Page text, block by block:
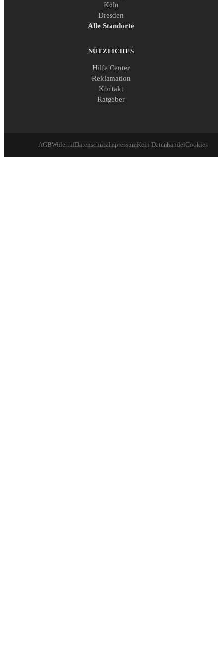
Köln
Dresden
Alle Standorte
NÜTZLICHES
Hilfe Center
Reklamation
Kontakt
Ratgeber
AGBWiderrufDatenschutzImpressumKein DatenhandelCookies